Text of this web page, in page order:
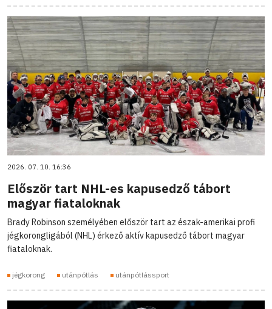
2026. 07. 10. 16:36
Először tart NHL-es kapusedző tábort
magyar fiataloknak
Brady Robinson személyében először tart az észak-amerikai profi
jégkorongligából (NHL) érkező aktív kapusedző tábort magyar
fiataloknak.
jégkorong utánpótlás utánpótlássport